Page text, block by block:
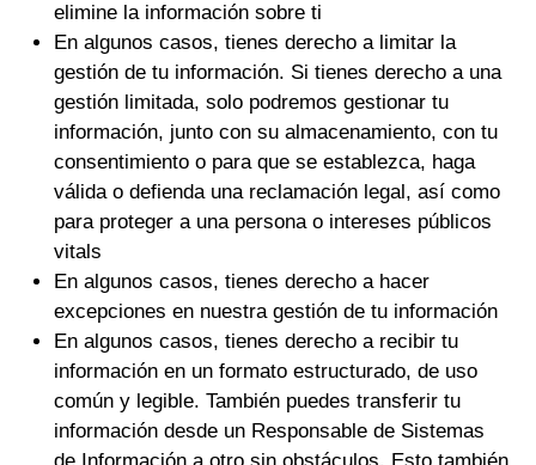
elimine la información sobre ti
En algunos casos, tienes derecho a limitar la
gestión de tu información. Si tienes derecho a una
gestión limitada, solo podremos gestionar tu
información, junto con su almacenamiento, con tu
consentimiento o para que se establezca, haga
válida o defienda una reclamación legal, así como
para proteger a una persona o intereses públicos
vitals
En algunos casos, tienes derecho a hacer
excepciones en nuestra gestión de tu información
En algunos casos, tienes derecho a recibir tu
información en un formato estructurado, de uso
común y legible. También puedes transferir tu
información desde un Responsable de Sistemas